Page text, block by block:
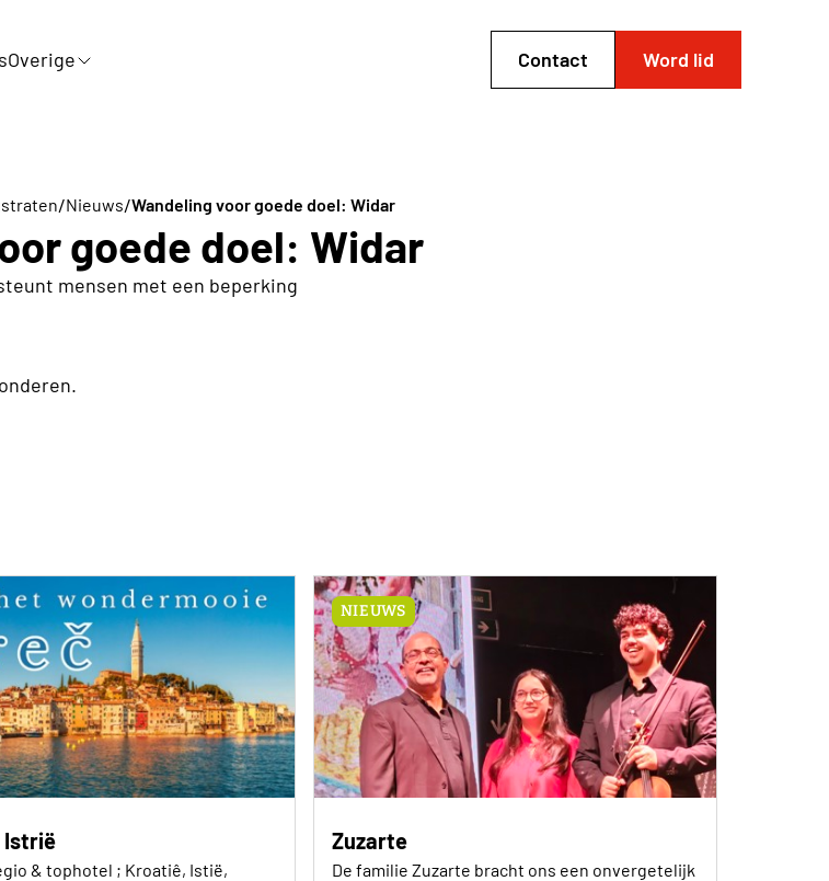
Overige Contact Word lid
/Nieuws/Wandeling voor goede doel: Widar
goede doel: Widar
mensen met een beperking
Istrië
& tophotel ; Kroatiê, Istië,
NIEUWS
Zuzarte
De familie Zuzarte bracht ons een onvergetelijk